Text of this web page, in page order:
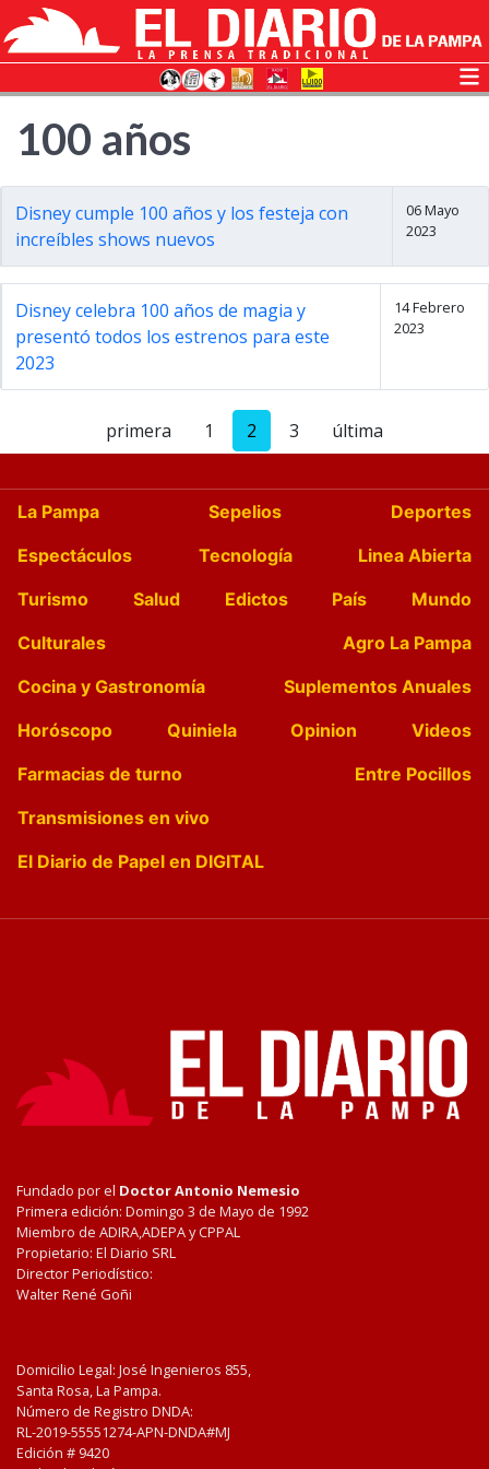
100 años
Disney cumple 100 años y los festeja con
increíbles shows nuevos
06 Mayo
2023
Disney celebra 100 años de magia y
presentó todos los estrenos para este
2023
14 Febrero
2023
primera 1 2 3 última
La Pampa Sepelios
Deportes
Espectáculos
Tecnología
Linea Abierta
Turismo
Salud Edictos País
Mundo
Culturales
Agro La Pampa
Cocina y Gastronomía
Suplementos Anuales
Horóscopo
Quiniela Opinion
Videos
Farmacias de turno
Entre Pocillos
Transmisiones en vivo
El Diario de Papel en DIGITAL
Fundado por el Doctor Antonio Nemesio
Primera edición: Domingo 3 de Mayo de 1992
Miembro de ADIRA,ADEPA y CPPAL
Propietario: El Diario SRL
Director Periodístico:
Walter René Goñi
Domicilio Legal: José Ingenieros 855,
Santa Rosa, La Pampa.
Número de Registro DNDA:
RL-2019-55551274-APN-DNDA#MJ
Edición # 9420